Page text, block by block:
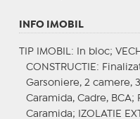
INFO IMOBIL
TIP IMOBIL : In bloc;
CONSTRUCTIE :
Garsoniere, 2 camere,
Caramida, Cadre, BCA;
Caramida;
IZOLATIE